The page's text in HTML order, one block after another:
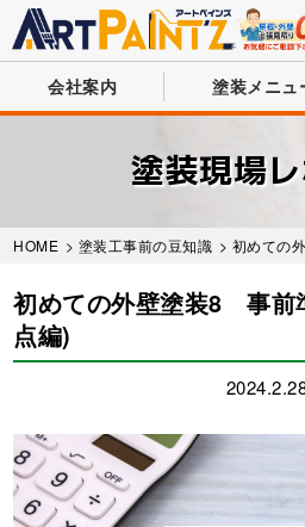
会社案内 塗装メニュ
塗装現場
HOME > 塗装工事前の豆知識 > 初めての
初めての外壁塗装8 事前
点編)